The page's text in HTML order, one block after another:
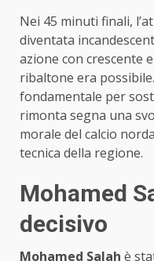
Nei 45 minuti finali,
diventata
azione con crescente
ribaltone era
fondamentale per
rimonta segna una
morale del calcio
tecnica della regione.
Mohamed
decisivo
Mohamed Salah è